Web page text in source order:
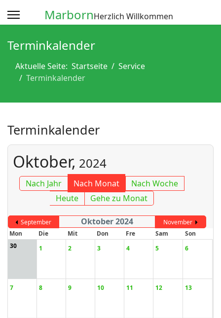
MarbornHerzlich Willkommen
Terminkalender
Aktuelle Seite: Startseite
Service
Terminkalender
Terminkalender
Oktober, 2024
Nach Jahr Nach Monat
Nach Woche
Heute
Gehe zu Monat
September Oktober 2024
November
Mon
Die Mit Don Fre Sam
Son
30
1 2 3 4 5 6
7 8 9 10 11 12 13